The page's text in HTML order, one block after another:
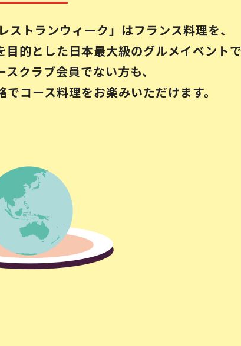
ストランウィーク」はフランス料理を、
目的と した日本最大級のグルメイベント
クラブ会員でない方も、
でコース料理をお楽みいただけます。